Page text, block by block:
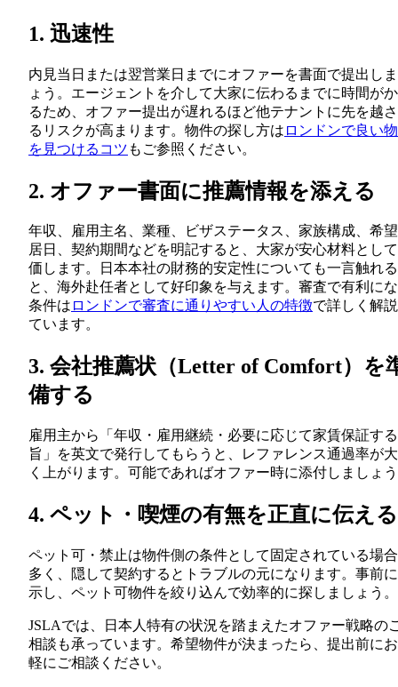
1. 迅速性
内見当日または翌営業日までにオファーを書面で提出し
ょう。エージェントを介して大家に伝わるまでに時間が
るため、オファー提出が遅れるほど他テナントに先を越
るリスクが高まります。物件の探し方は ロンドンで良い
を見つけるコツ もご参照ください。
2. オファー書面に推薦情報を添える
年収、雇用主名、業種、ビザステータス、家族構成、希
居日、契約期間などを明記すると、大家が安心材料とし
価します。日本本社の財務的安定性についても一言触れる
と、海外赴任者として好印象を与えます。審査で有利に
条件は ロンドンで審査に通りやすい人の特徴で詳しく解
ています。
3. 会社推薦状（Letter of Comfort）を
備する
雇用主から「年収・雇用継続・必要に応じて家賃保証する
旨」を英文で発行してもらうと、レファレンス通過率が
く上がります。可能であればオファー時に添付しましょ
4. ペット・喫煙の有無を正直に伝える
ペット可・禁止は物件側の条件として固定されている場
多く、隠して契約するとトラブルの元になります。事前
示し、ペット可物件を絞り込んで効率的に探しましょう。
JSLAでは、日本人特有の状況を踏まえたオファー戦略の
相談も承っています。希望物件が決まったら、提出前に
軽にご相談ください。